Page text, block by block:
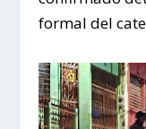
formal del